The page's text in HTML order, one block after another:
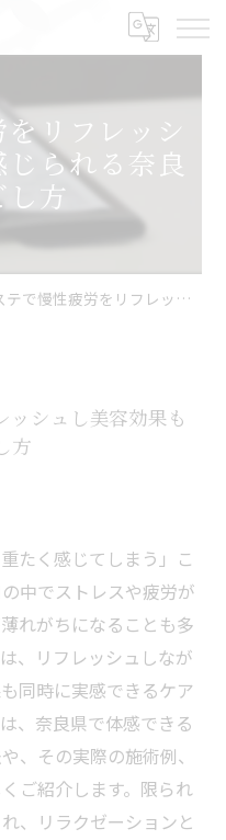
リフレッシ
られる奈良
方
性疲労をリフレッシュし美容効果も感じられる奈良県の過ごし方
ッシュし美容効果も
方
たく感じてしまう」こ
中でストレスや疲労が
れがちになることも多
、リフレッシュしなが
同時に実感できるケア
、奈良県で体感できる
、その実際の施術例、
ご紹介します。限られ
、リラクゼーションと